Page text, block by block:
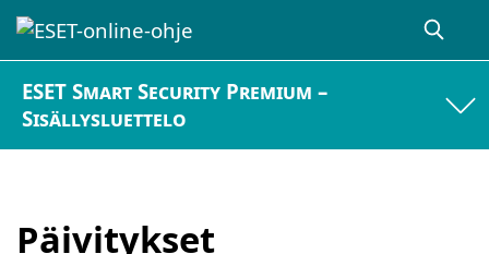
ESET Smart Security Premium –
Sisällysluettelo
Päivitykset